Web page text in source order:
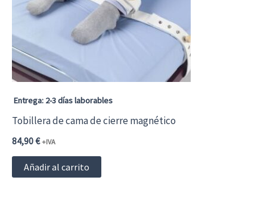
Entrega: 2-3 días laborables
Tobillera de cama de cierre magnético
84,90€ +IVA
Añadir al carrito